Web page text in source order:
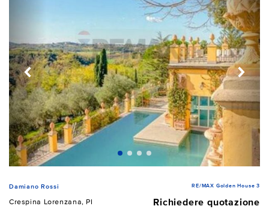
Damiano Rossi RE/MAX Golden House 3
Crespina Lorenzana, PI
Richiedere quotazione